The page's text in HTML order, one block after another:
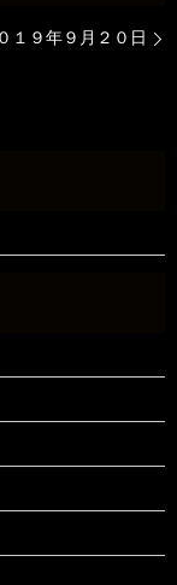
１９年９月２０日